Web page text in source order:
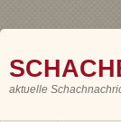
aktuelle